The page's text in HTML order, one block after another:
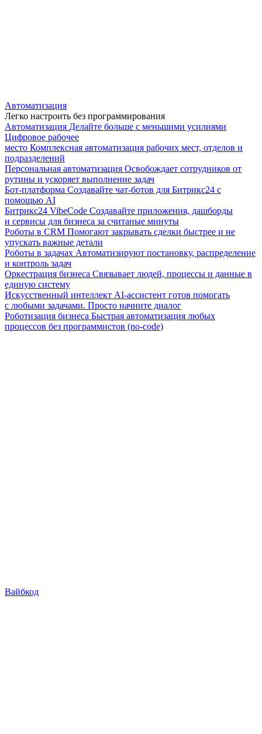
Автоматизация
Легко настроить без программирования
Автоматизация Делайте больше с меньшими усилиями
Цифровое рабочее
место Комплексная автоматизация рабочих мест, отделов и
подразделений
Персональная автоматизация Освобождает сотрудников от
рутины и ускоряет выполнение задач
Бот-платформа Создавайте чат-ботов для Битрикс24 с
помощью AI
Битрикс24 VibeCode Создавайте приложения, дашборды
и сервисы для бизнеса за считаные минуты
Роботы в CRM Помогают закрывать сделки быстрее и не
упускать важные детали
Роботы в задачах Автоматизируют постановку, распределение
и контроль задач
Оркестрация бизнеса Связывает людей, процессы и данные в
единую систему
Искусственный интеллект AI-ассистент готов помогать
с любыми задачами. Просто начните диалог
Роботизация бизнеса Быстрая автоматизация любых
процессов без программистов (no-code)
Вайбкод